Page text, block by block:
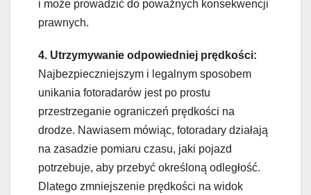
i może prowadzić do poważnych konsekwencji
prawnych.
4. Utrzymywanie odpowiedniej prędkości:
Najbezpieczniejszym i legalnym sposobem
unikania fotoradarów jest po prostu
przestrzeganie ograniczeń prędkości na
drodze. Nawiasem mówiąc, fotoradary działają
na zasadzie pomiaru czasu, jaki pojazd
potrzebuje, aby przebyć określoną odległość.
Dlatego zmniejszenie prędkości na widok